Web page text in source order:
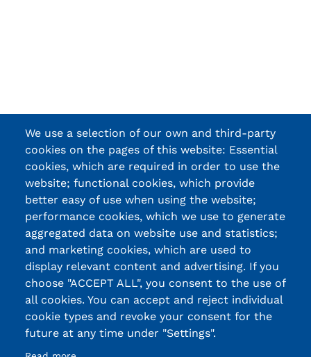
We use a selection of our own and third-party
cookies on the pages of this website: Essential
cookies, which are required in order to use the
website; functional cookies, which provide
better easy of use when using the website;
performance cookies, which we use to generate
aggregated data on website use and statistics;
and marketing cookies, which are used to
display relevant content and advertising. If you
choose "ACCEPT ALL", you consent to the use of
all cookies. You can accept and reject individual
cookie types and revoke your consent for the
future at any time under "Settings".